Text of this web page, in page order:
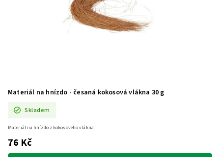
Materiál na hnízdo - česaná kokosová vlákna 30 g
Skladem
76 Kč
Materiál na hnízdo z kokosového vlákna